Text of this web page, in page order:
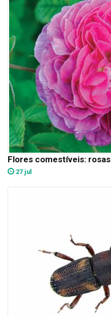
Flores comestíveis: rosas
27 jul